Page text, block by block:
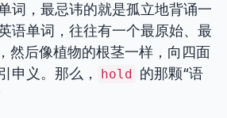
词，最忌讳的就是孤立地背诵一
语单词，往往有一个最原始、最
然后像植物的根茎一样，向四面
申义。那么，
hold 的那颗“语